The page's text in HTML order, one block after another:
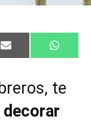
C
o
a
r
t
E
m
l
C
o
a
r
i
W
h
s
A
p
te
decorar